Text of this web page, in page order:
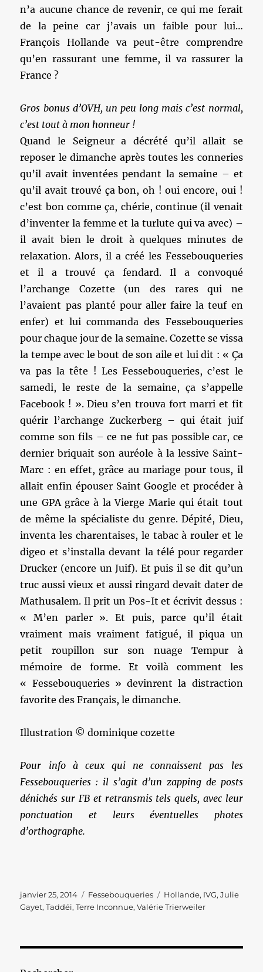
n’a aucune chance de revenir, ce qui me ferait
de la peine car j’avais un faible pour lui…
François Hollande va peut-être comprendre
qu’en rassurant une femme, il va rassurer la
France ?
Gros bonus d’OVH, un peu long mais c’est normal,
c’est tout à mon honneur !
Quand le Seigneur a décrété qu’il allait se
reposer le dimanche après toutes les conneries
qu’il avait inventées pendant la semaine – et
qu’il avait trouvé ça bon, oh ! oui encore, oui !
c’est bon comme ça, chérie, continue (il venait
d’inventer la femme et la turlute qui va avec) –
il avait bien le droit à quelques minutes de
relaxation. Alors, il a créé les Fessebouqueries
et il a trouvé ça fendard. Il a convoqué
l’archange Cozette (un des rares qui ne
l’avaient pas planté pour aller faire la teuf en
enfer) et lui commanda des Fessebouqueries
pour chaque jour de la semaine. Cozette se vissa
la tempe avec le bout de son aile et lui dit : « Ça
va pas la tête ! Les Fessebouqueries, c’est le
samedi, le reste de la semaine, ça s’appelle
Facebook ! ». Dieu s’en trouva fort marri et fit
quérir l’archange Zuckerberg – qui était juif
comme son fils – ce ne fut pas possible car, ce
dernier briquait son auréole à la lessive Saint-
Marc : en effet, grâce au mariage pour tous, il
allait enfin épouser Saint Google et procéder à
une GPA grâce à la Vierge Marie qui était tout
de même la spécialiste du genre. Dépité, Dieu,
inventa les charentaises, le tabac à rouler et le
digeo et s’installa devant la télé pour regarder
Drucker (encore un Juif). Et puis il se dit qu’un
truc aussi vieux et aussi ringard devait dater de
Mathusalem. Il prit un Pos-It et écrivit dessus :
« M’en parler ». Et puis, parce qu’il était
vraiment mais vraiment fatigué, il piqua un
petit roupillon sur son nuage Tempur à
mémoire de forme. Et voilà comment les
« Fessebouqueries » devinrent la distraction
favorite des Français, le dimanche.
Illustration © dominique cozette
Pour info à ceux qui ne connaissent pas les
Fessebouqueries : il s’agit d’un zapping de posts
dénichés sur FB et retransmis tels quels, avec leur
ponctuation et leurs éventuelles photes
d’orthographe.
Publié
le
janvier 25, 2014 Catégories
Fessebouqueries Étiquettes
Hollande, IVG,Julie
Gayet,Taddéi,Terre Inconnue,Valérie Trierweiler